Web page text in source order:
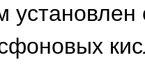
установлен